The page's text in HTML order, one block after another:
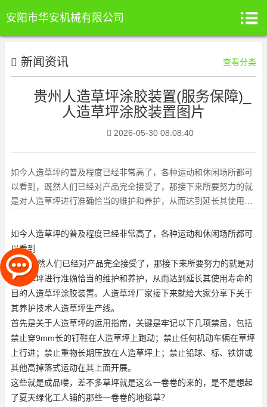
安阳市华安机械有限公司
新闻资讯 查看分类
贵州人造草坪涂胶装置(服务保障)_
人造草坪涂胶装置图片
2026-05-30 08:08:40
如今人造草坪的普及程度已经非常高了，各种运动和休闲场所都可
以看到，既然人们已经对产品完全接受了，那接下来所要努力的就
是对人造草坪进行准确恰当的维护和养护，从而达到延长其使用寿
如今人造草坪的普及程度已经非常高了，各种运动和休闲场所都可
以看到
，既然人们已经对产品完全接受了，那接下来所要努力的就是对
人造草坪进行准确恰当的维护和养护，从而达到延长其使用寿命的
目的人造草坪涂胶装置。人造草坪厂家接下来就给大家分享下关于
其养护技术人造草坪生产线。
首先是关于人造草坪的运用指南，关键是牢记以下几项禁忌，包括
禁止穿9mm长的钉鞋在人造草坪上跑动；禁止任何机动车辆在草坪
上行进；禁止重物长期压放在人造草坪上；禁止铅球、标、铁饼或
其他高掉落式运动在其上面开展。
这些就是成品喽，差不多草坪就是这么一卷卷的来的，是不是想起
了夏天绿化工人铺的那些一卷卷的地毯草？